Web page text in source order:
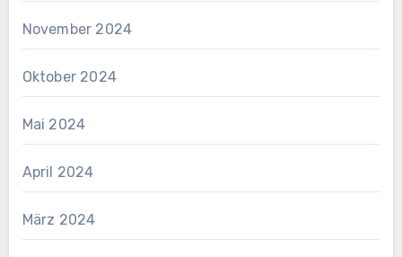
November 2024
Oktober 2024
Mai 2024
April 2024
März 2024